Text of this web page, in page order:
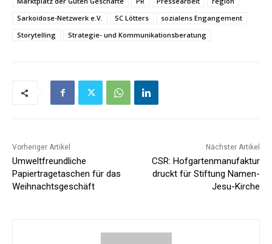
Sarkoidose-Netzwerk e.V.
SC Lötters
sozialens Engangement
Storytelling
Strategie- und Kommunikationsberatung
Vorheriger Artikel
Umweltfreundliche
Papiertragetaschen für das
Weihnachtsgeschäft
Nächster Artikel
CSR: Hofgartenmanufaktur
druckt für Stiftung Namen-
Jesu-Kirche